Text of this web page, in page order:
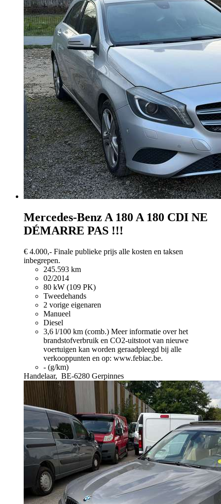
Mercedes-Benz A 180 A 180 CDI NE
DÉMARRE PAS !!!
€ 4.000,- Finale publieke prijs alle kosten en taksen
inbegrepen.
245.593 km
02/2014
80 kW (109 PK)
Tweedehands
2 vorige eigenaren
Manueel
Diesel
3,6 l/100 km (comb.) Meer informatie over het
brandstofverbruik en CO2-uitstoot van nieuwe
voertuigen kan worden geraadpleegd bij alle
verkooppunten en op: www.febiac.be.
- (g/km)
Handelaar, BE-6280 Gerpinnes